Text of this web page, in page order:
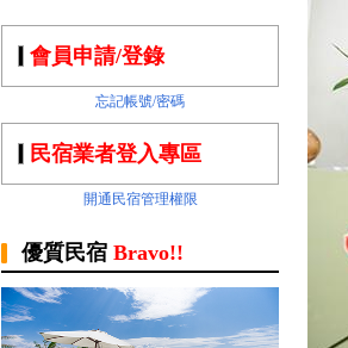
會員申請/登錄
忘記帳號/密碼
民宿業者登入專區
開通民宿管理權限
優質民宿 Bravo!!